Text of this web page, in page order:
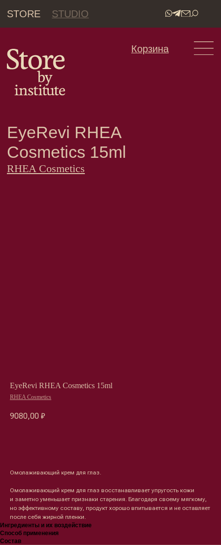
STORE STUDIO
•
EyeRevi RHEA
EyeRevi RHEA Cosmetics 15ml
RHEA Cosmetics
9080,00 ₽
Омолаживающий крем для глаз.
Омолаживающий крем для глаз восстанавливает упругость кожи
и заметно уменьшает признаки старения. Благодаря своему мягкому,
но эффективному составу, продукт хорошо впитывается и не оставляет
после себя жирной пленки.
Ингредиенты и их воздействие
Способ применения
Состав